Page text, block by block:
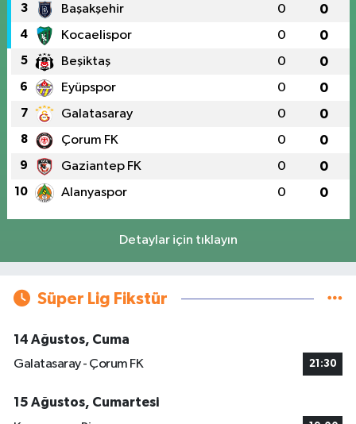
3 Başakşehir 0 0
4 Kocaelispor 0 0
5 Beşiktaş 0 0
6 Eyüpspor 0 0
7 Galatasaray 0 0
8 Çorum FK 0 0
9 Gaziantep FK 0 0
10 Alanyaspor 0 0
Detaylar için tıklayın
Süper Lig Fikstür
14 Ağustos, Cuma
Galatasaray - Çorum FK
21:30
15 Ağustos, Cumartesi